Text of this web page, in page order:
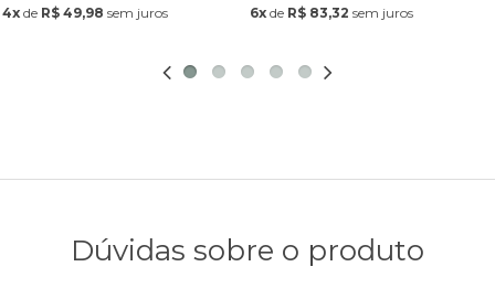
4x de R$ 49,98 sem juros 6x de R$ 83,32 sem juros
Dúvidas sobre o produto